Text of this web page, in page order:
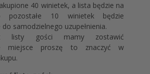
40 winietek, a lista będzie na
10 winietek będzie
samodzielnego uzupełnienia.
listy gości mamy zostawić
miejsce proszę to znaczyć w